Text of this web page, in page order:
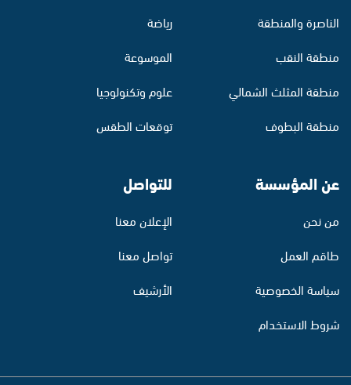
الناصرة والمنطقة
منطقة النقب
منطقة المثلث الشمالي
منطقة البطوف
رياضة
الموسوعة
علوم وتكنولوجيا
توقعات الطقس
عن المؤسسة
من نحن
طاقم العمل
سياسة الخصوصية
شروط الاستخدام
للتواصل
الإعلان معنا
تواصل معنا
الأرشيف